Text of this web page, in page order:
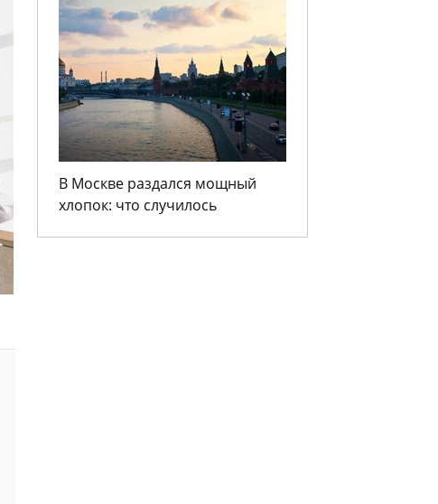
В Москве раздался мощный
хлопок: что случилось